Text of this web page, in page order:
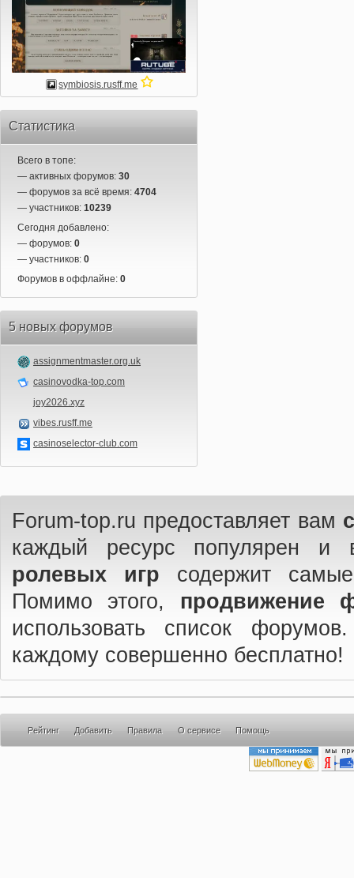
symbiosis.rusff.me
Статистика
Всего в топе:
— активных форумов: 30
— форумов за всё время: 4704
— участников: 10239
Сегодня добавлено:
— форумов: 0
— участников: 0
Форумов в оффлайне: 0
5 новых форумов
assignmentmaster.org.uk
casinovodka-top.com
joy2026.xyz
vibes.rusff.me
casinoselector-club.com
Forum-top.ru предоставляет вам
каждый ресурс популярен
ролевых игр содержит
Помимо этого, продвижение
использовать список
каждому совершенно бесплатно!
Рейтинг Добавить Правила О сервисе Помощь